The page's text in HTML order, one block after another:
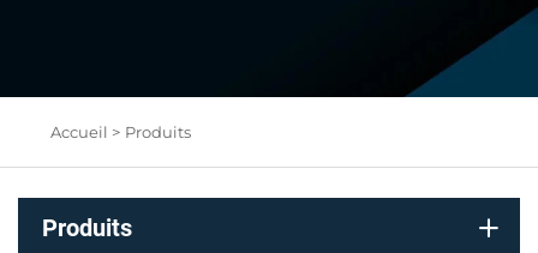
Accueil > Produits
Produits